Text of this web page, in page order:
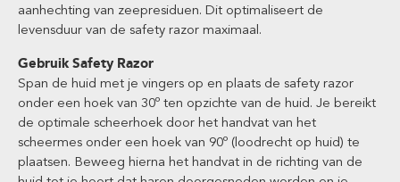
aanhechting van zeepresiduen. Dit optimaliseert de
levensduur van de safety razor maximaal.
Gebruik Safety Razor
Span de huid met je vingers op en plaats de safety razor
onder een hoek van 30º ten opzichte van de huid. Je bereikt
de optimale scheerhoek door het handvat van het
scheermes onder een hoek van 90º (loodrecht op huid) te
plaatsen. Beweeg hierna het handvat in de richting van de